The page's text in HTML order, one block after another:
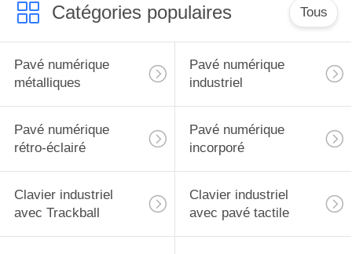
Catégories populaires Tous
Pavé numérique
métalliques
Pavé numérique
industriel
Pavé numérique
rétro-éclairé
Pavé numérique
incorporé
Clavier industriel
avec Trackball
Clavier industriel
avec pavé tactile